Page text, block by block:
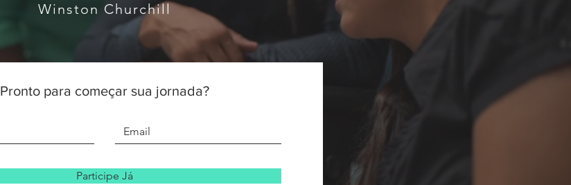
Winston Churchill
Pronto para começar sua jornada?
Participe Já